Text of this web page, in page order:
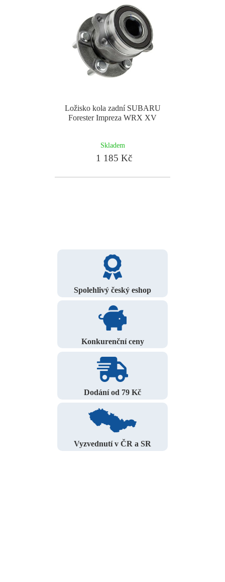
Ložisko kola zadní SUBARU
Forester Impreza WRX XV
Skladem
1 185 Kč
Spolehlivý český eshop
Konkurenční ceny
Dodání od 79 Kč
Vyzvednutí v ČR a SR